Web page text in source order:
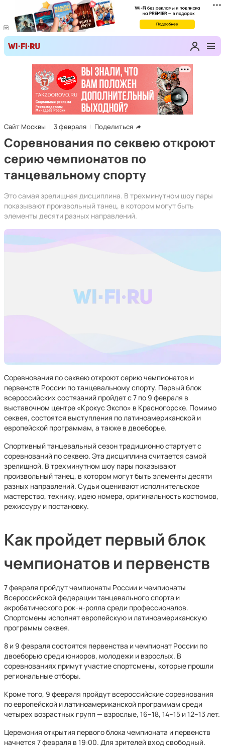
Сайт Москвы 3 февраля Поделиться
Соревнования по секвею откроют
серию чемпионатов по
танцевальному спорту
Это самая зрелищная дисциплина. В трехминутном шоу пары
показывают произвольный танец, в котором могут быть
элементы десяти разных направлений.
Соревнования по секвею откроют серию чемпионатов и
первенств России по танцевальному спорту. Первый блок
всероссийских состязаний пройдет с 7 по 9 февраля в
выставочном центре «Крокус Экспо» в Красногорске. Помимо
секвея, состоятся выступления по латиноамериканской и
европейской программам, а также в двоеборье.
Спортивный танцевальный сезон традиционно стартует с
соревнований по секвею. Эта дисциплина считается самой
зрелищной. В трехминутном шоу пары показывают
произвольный танец, в котором могут быть элементы десяти
разных направлений. Судьи оценивают исполнительское
мастерство, технику, идею номера, оригинальность костюмов,
режиссуру и постановку.
Как пройдет первый блок
чемпионатов и первенств
7 февраля пройдут чемпионаты России и чемпионаты
Всероссийской федерации танцевального спорта и
акробатического рок-н-ролла среди профессионалов.
Спортсмены исполнят европейскую и латиноамериканскую
программы секвея.
8 и 9 февраля состоятся первенства и чемпионат России по
двоеборью среди юниоров, молодежи и взрослых. В
соревнованиях примут участие спортсмены, которые прошли
региональные отборы.
Кроме того, 9 февраля пройдут всероссийские соревнования
по европейской и латиноамериканской программам среди
четырех возрастных групп — взрослые, 16–18, 14–15 и 12–13 лет.
Церемония открытия первого блока чемпионата и первенств
начнется 7 февраля в 19:00. Для зрителей вход свободный.